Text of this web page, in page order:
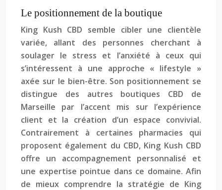
Le positionnement de la boutique
King Kush CBD semble cibler une clientèle
variée, allant des personnes cherchant à
soulager le stress et l’anxiété à ceux qui
s’intéressent à une approche « lifestyle »
axée sur le bien-être. Son positionnement se
distingue des autres boutiques CBD de
Marseille par l’accent mis sur l’expérience
client et la création d’un espace convivial.
Contrairement à certaines pharmacies qui
proposent également du CBD, King Kush CBD
offre un accompagnement personnalisé et
une expertise pointue dans ce domaine. Afin
de mieux comprendre la stratégie de King